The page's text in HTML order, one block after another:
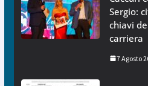
Sergio:
chiavi
carriera
7 Agosto